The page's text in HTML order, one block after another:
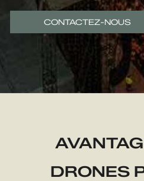
CONTACTEZ-NOUS
DRONES